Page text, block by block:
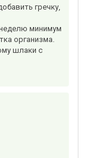
гречку,
минимум
организма.
шлаки с